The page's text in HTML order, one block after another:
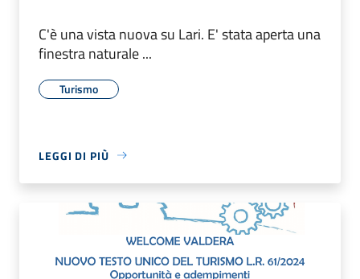
C'è una vista nuova su Lari. E' stata aperta una
finestra naturale ...
Turismo
LEGGI DI PIÙ